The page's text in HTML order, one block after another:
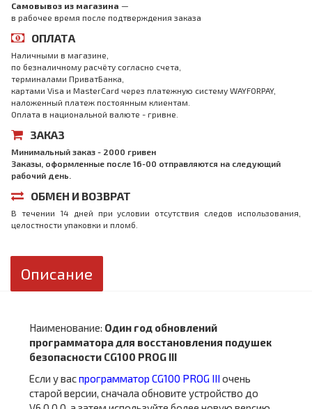
Самовывоз из магазина —
в рабочее время после подтверждения заказа
ОПЛАТА
Наличными в магазине,
по безналичному расчёту согласно счета,
терминалами ПриватБанка,
картами Visa и MasterCard через платежную систему WAYFORPAY,
наложенный платеж постоянным клиентам.
Оплата в национальной валюте - гривне.
ЗАКАЗ
Минимальный заказ - 2000 гривен
Заказы, оформленные после 16-00 отправляются на следующий
рабочий день.
ОБМЕН И ВОЗВРАТ
В течении 14 дней при условии отсутствия следов использования,
целостности упаковки и пломб.
Описание
Наименование: Один год обновлений
программаторадля восстановления подушек
безопасности CG100 PROG III
Если у васпрограмматор CG100 PROG III очень
старой версии, сначала обновите устройство до